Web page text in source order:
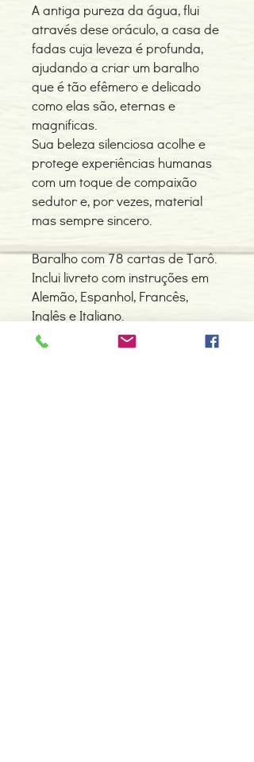
A antiga pureza da água, flui
através dese oráculo, a casa de
fadas cuja leveza é profunda,
ajudando a criar um baralho
que é tão efêmero e delicado
como elas são, eternas e
magnificas.
Sua beleza silenciosa acolhe e
protege experiências humanas
com um toque de compaixão
sedutor e, por vezes, material
mas sempre sincero.
Baralho com 78 cartas de Tarô.
Inclui livreto com instruções em
Alemão, Espanhol, Francês,
Inglês e Italiano.